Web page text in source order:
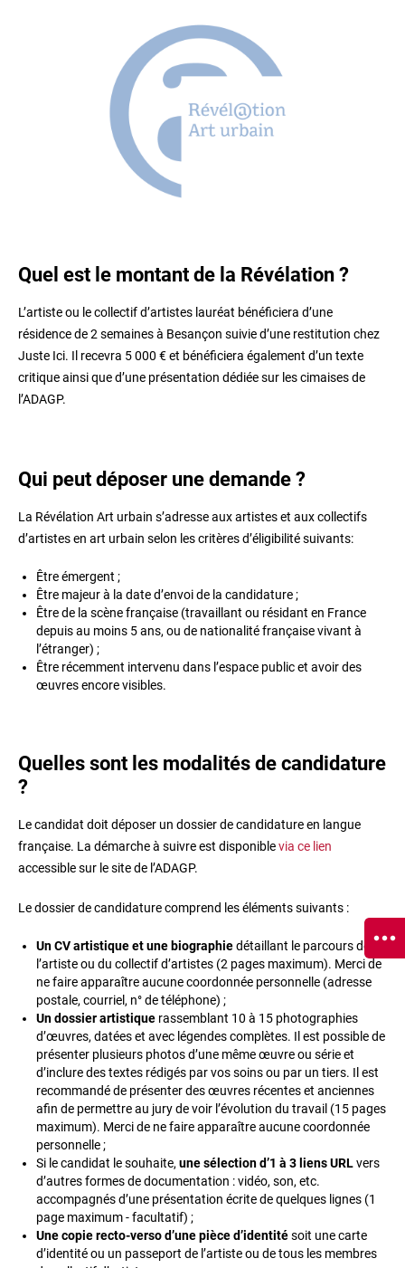
Quel est le montant de la Révélation ?
L’artiste ou le collectif d’artistes lauréat bénéficiera d’une
résidence de 2 semaines à Besançon suivie d’une restitution chez
Juste Ici. Il recevra 5 000 € et bénéficiera également d’un texte
critique ainsi que d’une présentation dédiée sur les cimaises de
l’ADAGP.
Qui peut déposer une demande ?
La Révélation Art urbain s’adresse aux artistes et aux collectifs
d’artistes en art urbain selon les critères d’éligibilité suivants:
Être émergent ;
Être majeur à la date d’envoi de la candidature ;
Être de la scène française (travaillant ou résidant en France
depuis au moins 5 ans, ou de nationalité française vivant à
l’étranger) ;
Être récemment intervenu dans l’espace public et avoir des
œuvres encore visibles.
Quelles sont les modalités de candidature
?
Le candidat doit déposer un dossier de candidature en langue
française. La démarche à suivre est disponiblevia ce lien
accessible sur le site de l’ADAGP.
Le dossier de candidature comprend les éléments suivants :
Un CV artistique et une biographiedétaillant le parcours de
l’artiste ou du collectif d’artistes (2 pages maximum). Merci de
ne faire apparaître aucune coordonnée personnelle (adresse
postale, courriel, n° de téléphone) ;
Un dossier artistique rassemblant 10 à 15 photographies
d’œuvres, datées et avec légendes complètes. Il est possible de
présenter plusieurs photos d’une même œuvre ou série et
d’inclure des textes rédigés par vos soins ou par un tiers. Il est
recommandé de présenter des œuvres récentes et anciennes
afin de permettre au jury de voir l’évolution du travail (15 pages
maximum). Merci de ne faire apparaître aucune coordonnée
personnelle ;
Si le candidat le souhaite, une sélection d’1 à 3 liens URLvers
d’autres formes de documentation : vidéo, son, etc.
accompagnés d’une présentation écrite de quelques lignes (1
page maximum - facultatif) ;
Une copie recto-verso d’une pièce d’identitésoit une carte
d’identité ou un passeport de l’artiste ou de tous les membres